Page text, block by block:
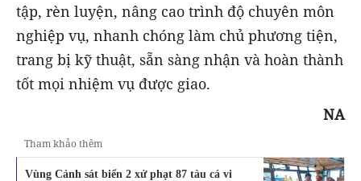
tập, rèn luyện, nâng cao trình độ chuyên môn
nghiệp vụ, nhanh chóng làm chủ phương tiện,
trang bị kỹ thuật, sẵn sàng nhận và hoàn thành
tốt mọi nhiệm vụ được giao.
NA
Tham khảo thêm
Vùng Cảnh sát biển 2 xử phạt 87 tàu cá vi